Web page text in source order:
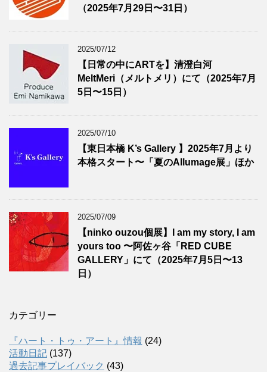
（2025年7月29日〜31日）
2025/07/12
【日常の中にARTを】清澄白河
MeltMeri（メルトメリ）にて（2025年7月
5日〜15日）
2025/07/10
【東日本橋 K’s Gallery 】2025年7月より
本格スタート〜「夏のAllumage展」ほか
2025/07/09
【ninko ouzou個展】I am my story, I am
yours too 〜阿佐ヶ谷「RED CUBE
GALLERY」にて（2025年7月5日〜13
日）
カテゴリー
『ハート・トゥ・アート』情報 (24)
活動日記 (137)
過去記事プレイバック (43)